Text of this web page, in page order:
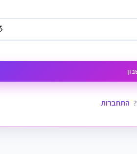
התחברות